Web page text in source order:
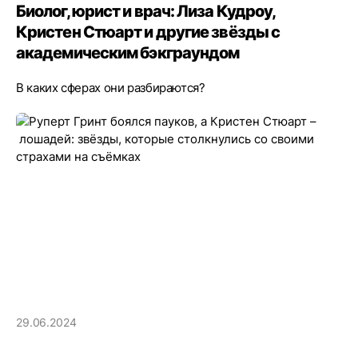
Биолог, юрист и врач: Лиза Кудроу,
Кристен Стюарт и другие звёзды с
академическим бэкграундом
В каких сферах они разбираются?
29.06.2024